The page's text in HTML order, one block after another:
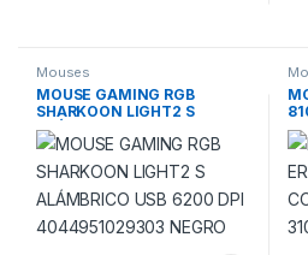
Mouses
MOUSE GAMING RGB
SHARKOON LIGHT2 S
ALÁMBRICO USB 6200 DPI
4044951029303 NEGRO